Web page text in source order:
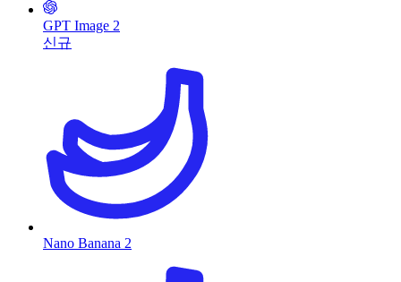
GPT Image 2
신규
Nano Banana 2